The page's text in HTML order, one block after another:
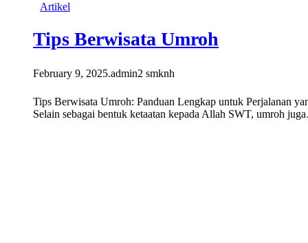
Artikel
Tips Berwisata Umroh
February 9, 2025.admin2 smknh
Tips Berwisata Umroh: Panduan Lengkap untuk Perjalanan
Selain sebagai bentuk ketaatan kepada Allah SWT, umroh